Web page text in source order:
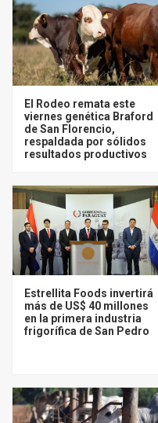
El Rodeo remata este
viernes genética Braford
de San Florencio,
respaldada por sólidos
resultados productivos
Estrellita Foods invertirá
más de US$ 40 millones
en la primera industria
frigorífica de San Pedro